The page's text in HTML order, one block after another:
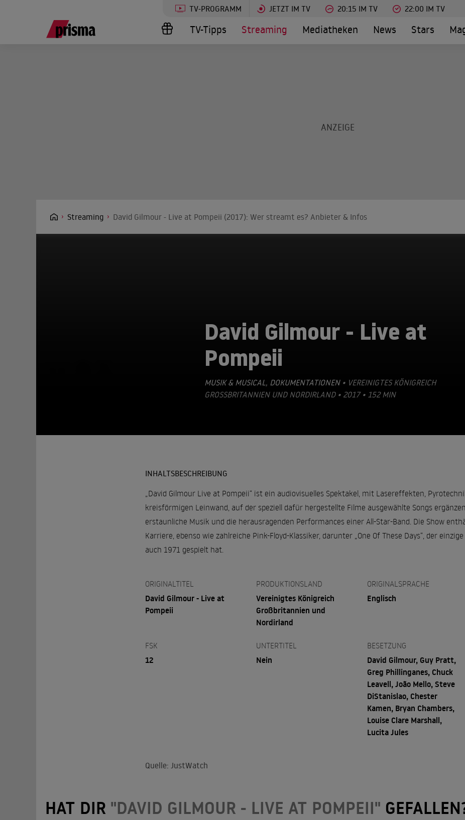
TV-PROGRAMM JETZT IM TV 20:15 IM TV 22:00 IM TV
TV-Tipps Streaming Mediatheken News Stars
Streaming David Gilmour - Live at Pompeii (2017): Wer streamt es? Anbieter & Infos
David Gilmour - Live at
Pompeii
MUSIK & MUSICAL, DOKUMENTATIONEN• VEREINIGTES KÖNIGREICH
GROSSBRITANNIEN UND NORDIRLAND • 2017 • 152 MIN
INHALTSBESCHREIBUNG
„David Gilmour Live at Pompeii“ ist ein audiovisuelles Spektakel, mit Lasereffekten,
kreisförmigen Leinwand, auf der speziell dafür hergestellte Filme ausgewählte Songs
erstaunliche Musik und die herausragenden Performances einer All-Star-Band. Die Show
Karriere, ebenso wie zahlreiche Pink-Floyd-Klassiker, darunter „One Of These Days“, der
auch 1971 gespielt hat.
ORIGINALTITEL
David Gilmour - Live at
Pompeii
PRODUKTIONSLAND
Vereinigtes Königreich
Großbritannien und
Nordirland
ORIGINALSPRACHE
Englisch
FSK
12
UNTERTITEL
Nein
BESETZUNG
David Gilmour, Guy Pratt,
Greg Phillinganes, Chuck
Leavell, João Mello, Steve
DiStanislao, Chester
Kamen, Bryan Chambers,
Louise Clare Marshall,
Lucita Jules
Quelle: JustWatch
HAT DIR "DAVID GILMOUR - LIVE AT POMPEII"